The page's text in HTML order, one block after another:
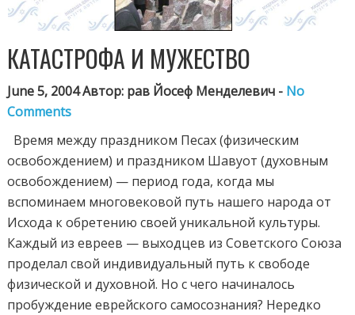
КАТАСТРОФА И МУЖЕСТВО
June 5, 2004 Автор: рав Йосеф Менделевич - No
Comments
Время между праздником Песах (физическим
освобождением) и праздником Шавуот (духовным
освобождением) — период года, когда мы
вспоминаем многовековой путь нашего народа от
Исхода к обретению своей уникальной культуры.
Каждый из евреев — выходцев из Советского Союза
проделал свой индивидуальный путь к свободе
физической и духовной. Но с чего начиналось
пробуждение еврейского самосознания? Нередко